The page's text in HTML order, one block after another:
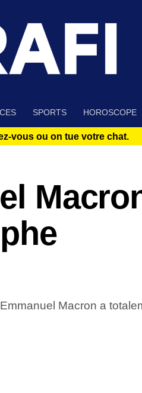
SPORTS HOROSCOPE
vous ou on tue votre chat.
Macron a